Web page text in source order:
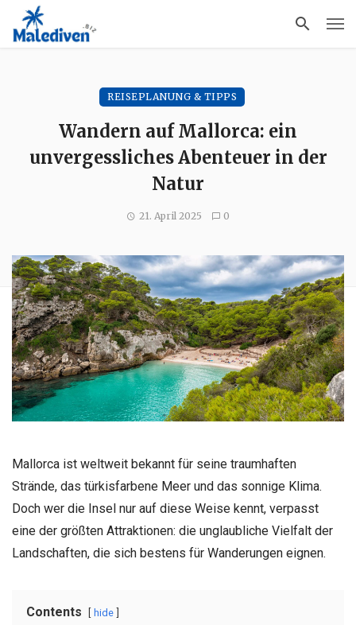
REISEPLANUNG & TIPPS
Wandern auf Mallorca: ein
unvergessliches Abenteuer in der
Natur
21. April 2025 0
Mallorca ist weltweit bekannt für seine traumhaften
Strände, das türkisfarbene Meer und das sonnige Klima.
Doch wer die Insel nur auf diese Weise kennt, verpasst
eine der größten Attraktionen: die unglaubliche Vielfalt der
Landschaften, die sich bestens für Wanderungen eignen.
Contents hide